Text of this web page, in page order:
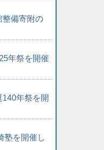
整備寄附の
年祭を開催
年祭を開
塾を開催し